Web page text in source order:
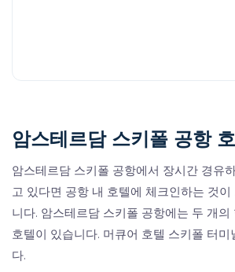
암스테르담 스키폴 공항
암스테르담 스키폴 공항에서 장시간 경유
고 있다면 공항 내 호텔에 체크인하는 것
니다. 암스테르담 스키폴 공항에는 두 개의
호텔이 있습니다. 머큐어 호텔 스키폴 터미
다.